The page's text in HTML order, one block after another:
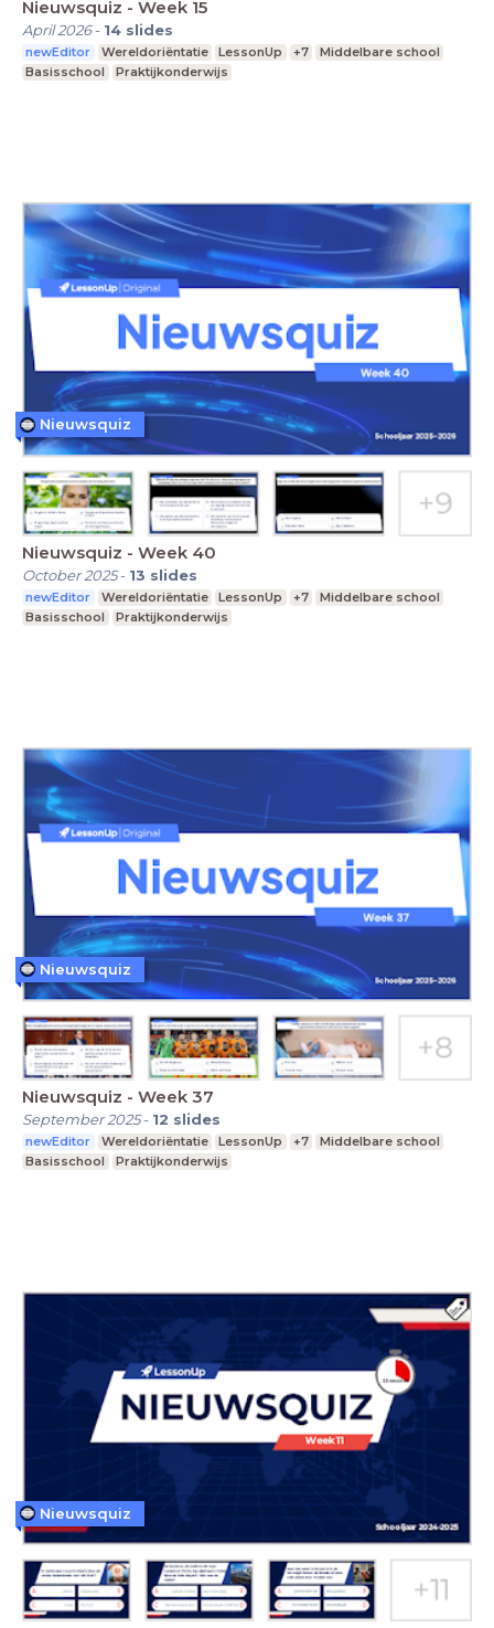
Nieuwsquiz - Week 15
April 2026- 14 slides
newEditor Wereldoriëntatie LessonUp +7
Middelbare school
Basisschool
Praktijkonderwijs
Nieuwsquiz - Week 40
October 2025- 13 slides
newEditor Wereldoriëntatie LessonUp +7
Middelbare school
Basisschool
Praktijkonderwijs
Nieuwsquiz
Nieuwsquiz - Week 37
September 2025- 12 slides
newEditor Wereldoriëntatie LessonUp +7
Middelbare school
Basisschool
Praktijkonderwijs
Nieuwsquiz
Nieuwsquiz